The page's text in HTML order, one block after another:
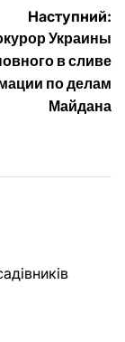
Наступний:
Украины
в сливе
по делам
Майдана